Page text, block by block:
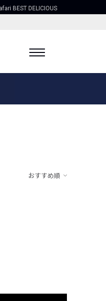
BEST DELICIOUS
ランド
おすすめ順